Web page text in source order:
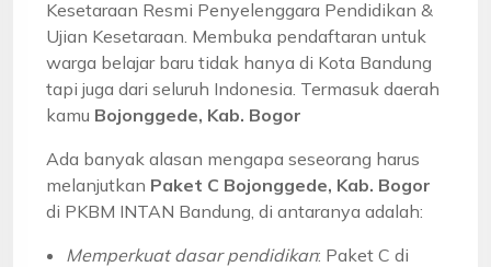
Kesetaraan Resmi Penyelenggara Pendidikan &
Ujian Kesetaraan. Membuka pendaftaran untuk
warga belajar baru tidak hanya di Kota Bandung
tapi juga dari seluruh Indonesia. Termasuk daerah
kamu Bojonggede, Kab. Bogor
Ada banyak alasan mengapa seseorang harus
melanjutkan Paket C Bojonggede, Kab. Bogor
di PKBM INTAN Bandung, di antaranya adalah:
Memperkuat dasar pendidikan: Paket C di